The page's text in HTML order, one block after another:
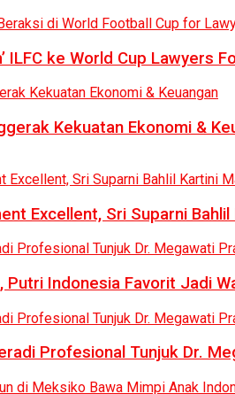
ILFC ke World Cup Lawyers
Kekuatan Ekonomi &
Excellent, Sri Suparni
Putri Indonesia Favorit Jadi
Profesional Tunjuk Dr.